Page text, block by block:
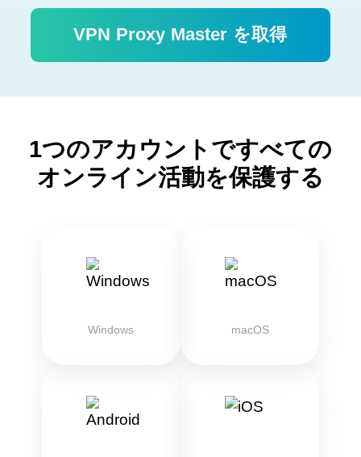
VPN Proxy Master を取得
1つのアカウントですべての
オンライン活動を保護する
Windows macOS